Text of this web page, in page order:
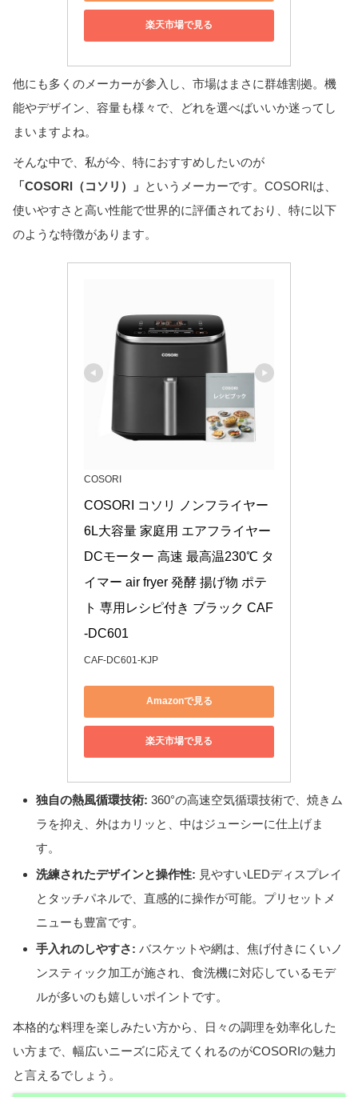
楽天市場で見る
他にも多くのメーカーが参入し、市場はまさに群雄割拠。機
能やデザイン、容量も様々で、どれを選べばいいか迷ってし
まいますよね。
そんな中で、私が今、特におすすめしたいのが
「COSORI（コソリ）」 というメーカーです。COSORIは、
使いやすさと高い性能で世界的に評価されており、特に以下
のような特徴があります。
COSORI
COSORI コソリ ノンフライヤー
6L大容量 家庭用 エアフライヤー
DCモーター 高速 最高温230℃ タ
イマー air fryer 発酵 揚げ物 ポテ
ト 専用レシピ付き ブラック CAF
-DC601
CAF-DC601-KJP
Amazonで見る
楽天市場で見る
独自の熱風循環技術: 360°の高速空気循環技術で、焼きム
ラを抑え、外はカリッと、中はジューシーに仕上げま
す。
洗練されたデザインと操作性: 見やすいLEDディスプレイ
とタッチパネルで、直感的に操作が可能。プリセットメ
ニューも豊富です。
手入れのしやすさ: バスケットや網は、焦げ付きにくいノ
ンスティック加工が施され、食洗機に対応しているモデ
ルが多いのも嬉しいポイントです。
本格的な料理を楽しみたい方から、日々の調理を効率化した
い方まで、幅広いニーズに応えてくれるのがCOSORIの魅力
と言えるでしょう。